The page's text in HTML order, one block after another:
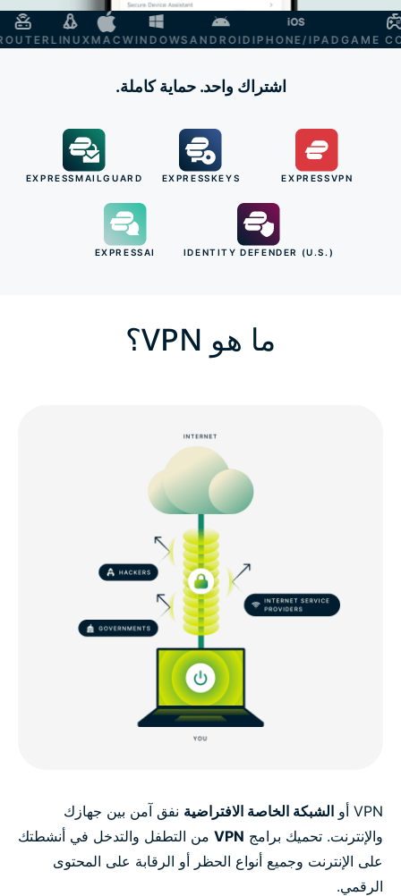
IPHONE/IPAD
ANDROID
WINDOWS
MAC
LINUX
ROUTER
اشتراك واحد. حماية كاملة.
EXPRESSVPN
EXPRESSKEYS
EXPRESSMAILGUARD
IDENTITY DEFENDER (U.S.)
EXPRESSAI
ما هو VPN؟
VPN أو الشبكة الخاصة الافتراضية نفق آمن بين جهازك
والإنترنت. تحميك برامج VPN من التطفل والتدخل في أنشطتك
على الإنترنت وجميع أنواع الحظر أو الرقابة على المحتوى
الرقمي.